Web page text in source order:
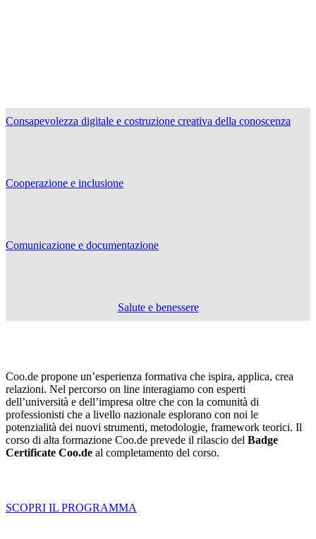
Consapevolezza digitale e costruzione creativa della conoscenza
Cooperazione e inclusione
Comunicazione e documentazione
Salute e benessere
Coo.de propone un’esperienza formativa che ispira, applica, crea
relazioni. Nel percorso on line interagiamo con esperti
dell’università e dell’impresa oltre che con la comunità di
professionisti che a livello nazionale esplorano con noi le
potenzialità dei nuovi strumenti, metodologie, framework teorici. Il
corso di alta formazione Coo.de prevede il rilascio del Badge
Certificate Coo.de al completamento del corso.
SCOPRI IL PROGRAMMA